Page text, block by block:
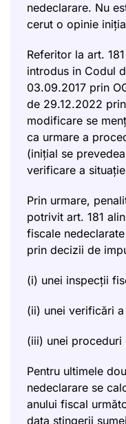
nedeclarare. Nu
cerut o opinie
Referitor la art.
introdus in Codul
03.09.2017 prin
de 29.12.2022
modificare se
ca urmare a
(inițial se
verificare a
Prin urmare,
potrivit art. 181
fiscale
prin decizii de
(i) unei inspecții
(ii) unei verificări
(iii) unei
Pentru ultimele
nedeclarare se
anului fiscal
data stingerii